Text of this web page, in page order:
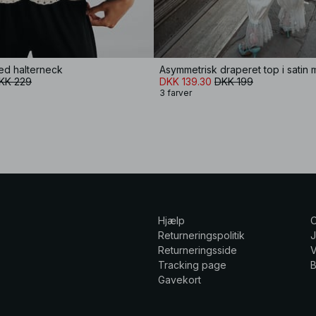
halterneck
229
DKK 139.30 DKK 199
3 farver
Hjælp
Returneringspolitik
Returneringsside
Tracking page
Gavekort